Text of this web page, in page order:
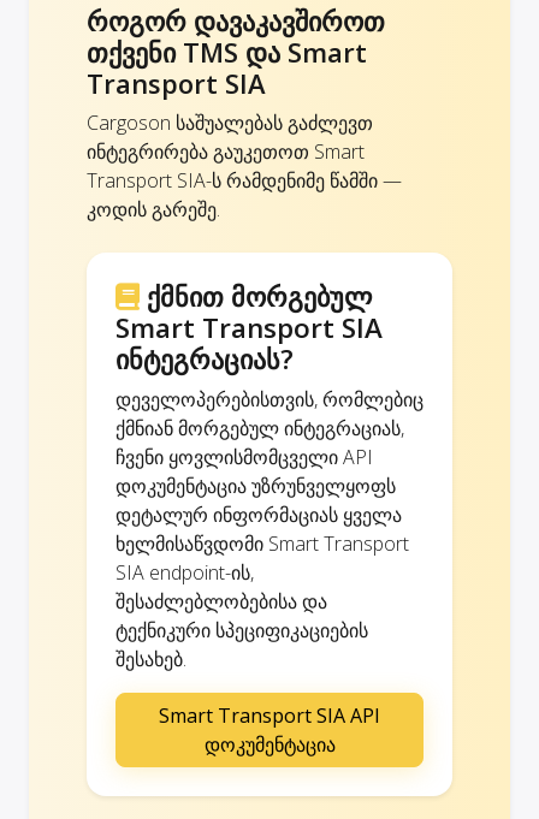
როგორ დავაკავშიროთ
თქვენი TMS და Smart
Transport SIA
Cargoson საშუალებას გაძლევთ
ინტეგრირება გაუკეთოთ Smart
Transport SIA-ს რამდენიმე წამში —
კოდის გარეშე.
ქმნით მორგებულ
Smart Transport SIA
ინტეგრაციას?
დეველოპერებისთვის, რომლებიც
ქმნიან მორგებულ ინტეგრაციას,
ჩვენი ყოვლისმომცველი API
დოკუმენტაცია უზრუნველყოფს
დეტალურ ინფორმაციას ყველა
ხელმისაწვდომი Smart Transport
SIA endpoint-ის,
შესაძლებლობებისა და
ტექნიკური სპეციფიკაციების
შესახებ.
Smart Transport SIA API
დოკუმენტაცია